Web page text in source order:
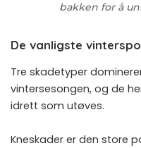
bakken for å
De vanligste
Tre skadetyper
vintersesongen, og de
idrett som utøves.
Kneskader er den store